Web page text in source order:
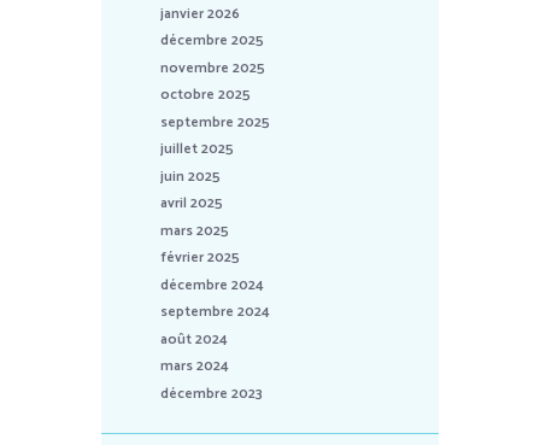
janvier 2026
décembre 2025
novembre 2025
octobre 2025
septembre 2025
juillet 2025
juin 2025
avril 2025
mars 2025
février 2025
décembre 2024
septembre 2024
août 2024
mars 2024
décembre 2023